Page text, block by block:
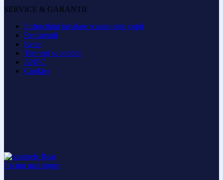
SERVICE & GARANTII
Instructiuni instalare scaune auto copii
Reclamatii
Retur
Termeni si conditii
ANPC
Cookies